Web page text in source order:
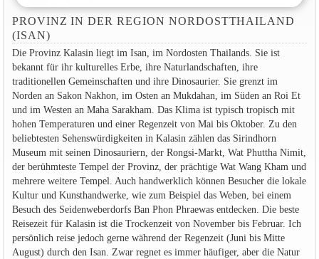
PROVINZ IN DER REGION NORDOSTTHAILAND
(ISAN)
Die Provinz Kalasin liegt im Isan, im Nordosten Thailands. Sie ist
bekannt für ihr kulturelles Erbe, ihre Naturlandschaften, ihre
traditionellen Gemeinschaften und ihre Dinosaurier. Sie grenzt im
Norden an Sakon Nakhon, im Osten an Mukdahan, im Süden an Roi Et
und im Westen an Maha Sarakham. Das Klima ist typisch tropisch mit
hohen Temperaturen und einer Regenzeit von Mai bis Oktober. Zu den
beliebtesten Sehenswürdigkeiten in Kalasin zählen das Sirindhorn
Museum mit seinen Dinosauriern, der Rongsi-Markt, Wat Phuttha Nimit,
der berühmteste Tempel der Provinz, der prächtige Wat Wang Kham und
mehrere weitere Tempel. Auch handwerklich können Besucher die lokale
Kultur und Kunsthandwerke, wie zum Beispiel das Weben, bei einem
Besuch des Seidenweberdorfs Ban Phon Phraewas entdecken. Die beste
Reisezeit für Kalasin ist die Trockenzeit von November bis Februar. Ich
persönlich reise jedoch gerne während der Regenzeit (Juni bis Mitte
August) durch den Isan. Zwar regnet es immer häufiger, aber die Natur